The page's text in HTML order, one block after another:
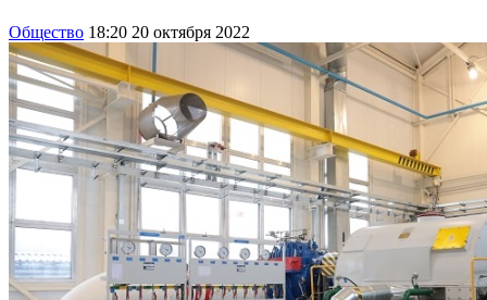
Общество 18:20 20 октября 2022